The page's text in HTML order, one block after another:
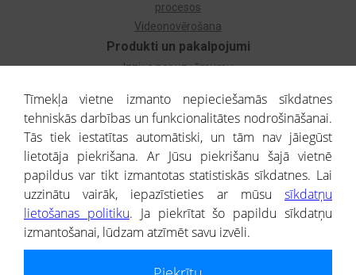
Produkti un pakalpojumi
Izziņa par uzņēmumu
Dzimtas koks
Uzņēmumu atlase
Monitorings
Kredītizziņa par ārvalstu uzņēmumiem
procesos
Videonovērošana
® CREDITREFORM Latvija
SIA
Tīmekļa vietne izmanto nepieciešamās sīkdatnes
tehniskās darbības un funkcionalitātes nodrošināšanai.
Tās tiek iestatītas automātiski, un tām nav jāiegūst
lietotāja piekrišana. Ar Jūsu piekrišanu šajā vietnē
papildus var tikt izmantotas statistiskās sīkdatnes. Lai
uzzinātu vairāk, iepazīstieties ar mūsu sīkdatņu
lietošanas politiku. Ja piekrītat šo papildu sīkdatņu
izmantošanai, lūdzam atzīmēt savu izvēli.